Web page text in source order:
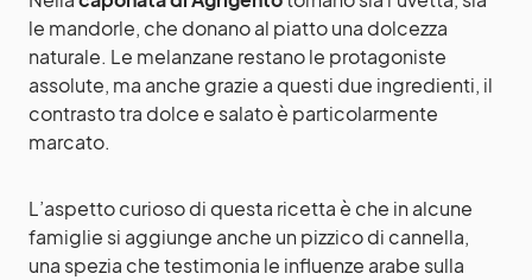
le mandorle, che donano al piatto una dolcezza
naturale. Le melanzane restano le protagoniste
assolute, ma anche grazie a questi due ingredienti, il
contrasto tra dolce e salato è particolarmente
marcato.
L’aspetto curioso di questa ricetta è che in alcune
famiglie si aggiunge anche un pizzico di cannella,
una spezia che testimonia le influenze arabe sulla